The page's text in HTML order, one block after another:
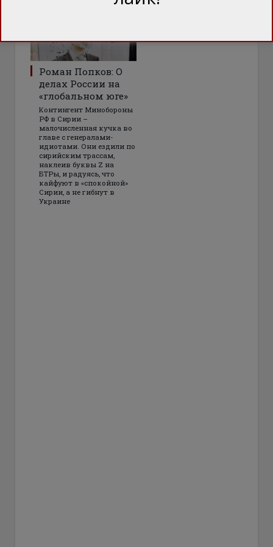
Роман Попков: О
делах России на
«глобальном юге»
Контингент Минобороны
РФ в Сирии –
малочисленная кучка во
главе с генералами-
идиотами. Они ездили по
сирийским трассам,
наклеив буквы Z на
БТРы, и радуясь, что
кайфуют в «спокойной»
Сирии, а не гибнут в
Украине